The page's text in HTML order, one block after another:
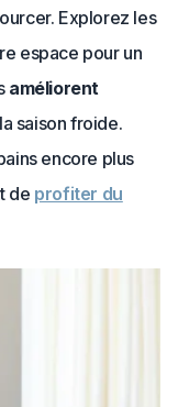
Explorez les
espace pour un
améliorent
saison froide.
encore plus
de profiter du